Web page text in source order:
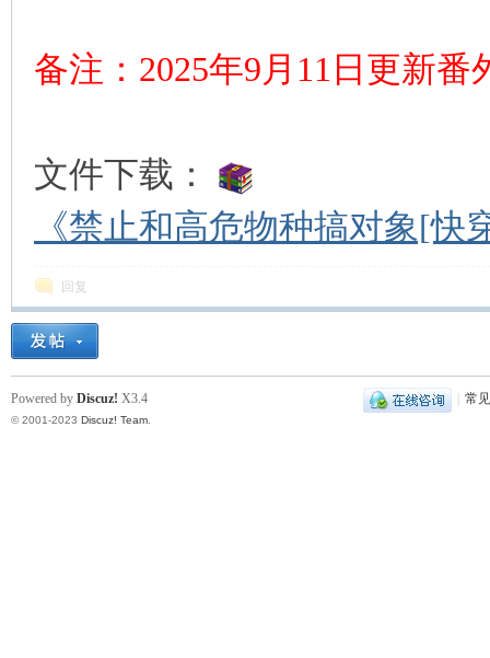
备注：2025年9月11日更新
文件下载：
《禁止和高危物种搞对象[
回复
常
Powered by Discuz! X3.4
© 2001-2023 Discuz! Team